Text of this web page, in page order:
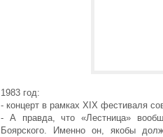
1983 год:
- концерт в рамках XIX фестиваля
- А правда, что «Лестница»
Боярского. Именно он, якобы